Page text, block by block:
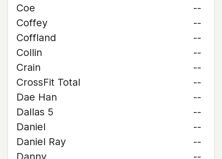
Coe
--
Coffey
--
Coffland
--
Collin
--
Crain
--
CrossFit Total
--
Dae Han
--
Dallas 5
--
Daniel
--
Daniel Ray
--
Danny
--